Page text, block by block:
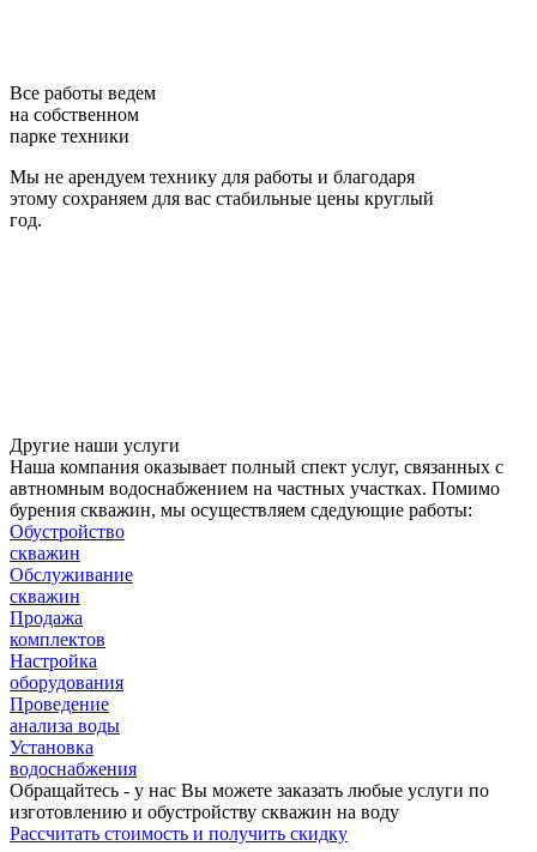
Все работы ведем
на собственном
парке техники
Мы не арендуем технику для работы и благодаря
этому сохраняем для вас стабильные цены круглый
год.
Другие наши услуги
Наша компания оказывает полный спект услуг, связанных с
автномным водоснабжением на частных участках. Помимо
бурения скважин, мы осуществляем сдедующие работы:
Обустройство
скважин
Обслуживание
скважин
Продажа
комплектов
Настройка
оборудования
Проведение
анализа воды
Установка
водоснабжения
Обращайтесь - у нас Вы можете заказать любые услуги по
изготовлению и обустройству скважин на воду
Рассчитать стоимость и получить скидку